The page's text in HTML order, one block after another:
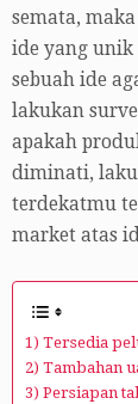
semata,
ide yang unik
sebuah ide
lakukan
apakah
diminati,
terdekatmu
market atas
1) Tersedia
2) Tambahan
3) Persiapan